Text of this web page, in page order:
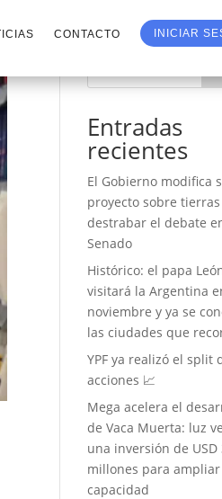
CONTACTO INICIAR
Entradas
recientes
El Gobierno modifica
proyecto sobre
destrabar el debate
Senado
Histórico: el papa
visitará la Argentina
noviembre y ya se
las ciudades que
YPF ya realizó el split
acciones 📈
Mega acelera el
de Vaca Muerta: luz
una inversión de USD
millones para ampliar
capacidad